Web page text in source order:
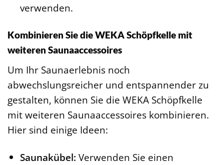
verwenden.
Kombinieren Sie die WEKA Schöpfkelle mit
weiteren Saunaaccessoires
Um Ihr Saunaerlebnis noch
abwechslungsreicher und entspannender zu
gestalten, können Sie die WEKA Schöpfkelle
mit weiteren Saunaaccessoires kombinieren.
Hier sind einige Ideen:
Saunakübel: Verwenden Sie einen